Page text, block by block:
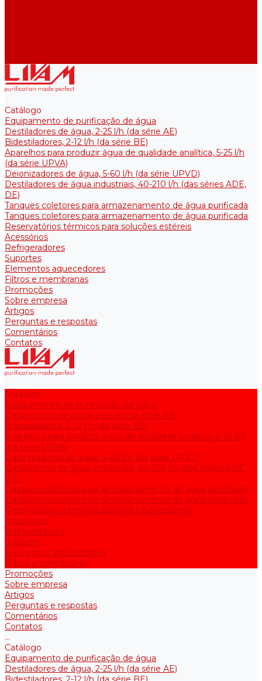
Catálogo
Equipamento de purificação de água
Destiladores de água, 2-25 l/h (da série АE)
Bidestiladores, 2-12 l/h (da série BE)
Aparelhos para produzir água de qualidade analítica, 5-25 l/h
(da série UPVA)
Deionizadores de água, 5-60 l/h (da série UPVD)
Destiladores de água industriais, 40-210 l/h (das séries ADE,
DE)
Tanques coletores para armazenamento de água purificada
Tanques coletores para armazenamento de água purificada
Reservatórios térmicos para soluções estéreis
Acessórios
Refrigeradores
Suportes
Elementos aquecedores
Filtros e membranas
Promoções
Sobre empresa
Artigos
Perguntas e respostas
Comentários
Contatos
Catálogo
Equipamento de purificação de água
Destiladores de água, 2-25 l/h (da série АE)
Bidestiladores, 2-12 l/h (da série BE)
Aparelhos para produzir água de qualidade analítica, 5-25 l/h
(da série UPVA)
Deionizadores de água, 5-60 l/h (da série UPVD)
Destiladores de água industriais, 40-210 l/h (das séries ADE,
DE)
Tanques coletores para armazenamento de água purificada
Tanques coletores para armazenamento de água purificada
Reservatórios térmicos para soluções estéreis
Acessórios
Refrigeradores
Suportes
Elementos aquecedores
Filtros e membranas
Promoções
Sobre empresa
Artigos
Perguntas e respostas
Comentários
Contatos
...
Catálogo
Equipamento de purificação de água
Destiladores de água, 2-25 l/h (da série АE)